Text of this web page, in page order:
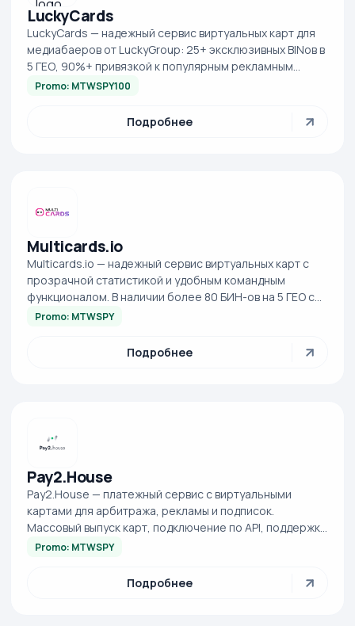
LuckyCards
LuckyCards — надежный сервис виртуальных карт для
медиабаеров от LuckyGroup: 25+ эксклюзивных BINов в
5 ГЕО, 90%+ привязкой к популярным рекламным
платформам, RESTful API, детальная ана...
Promo: MTWSPY100
Подробнее
Multicards.io
Multicards.io — надежный сервис виртуальных карт с
прозрачной статистикой и удобным командным
функционалом. В наличии более 80 БИН-ов на 5 ГЕО с
бесплатным тестом и индивидуальными усло...
Promo: MTWSPY
Подробнее
Pay2.House
Pay2.House — платежный сервис с виртуальными
картами для арбитража, рекламы и подписок.
Массовый выпуск карт, подключение по API, поддержка
Apple Pay.
Promo: MTWSPY
Подробнее